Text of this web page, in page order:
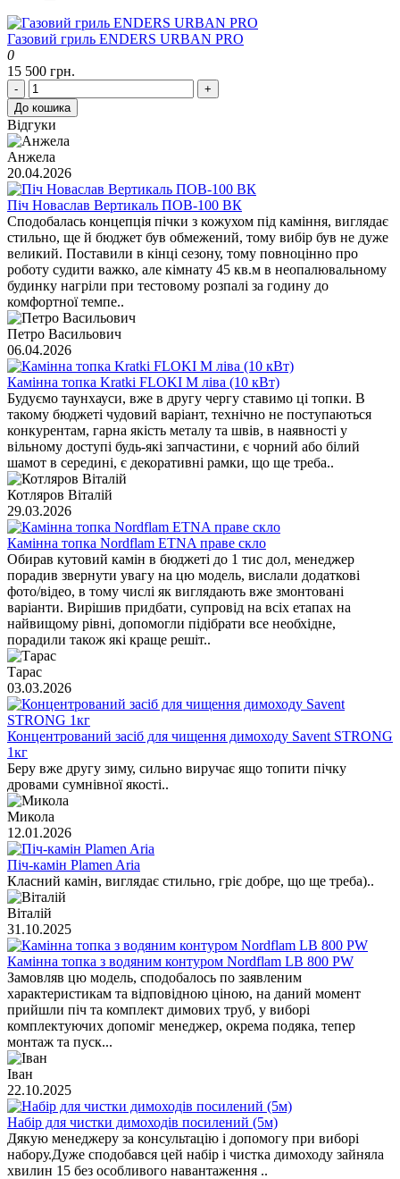
Газовий гриль ENDERS URBAN PRO
0
15 500 грн.
-
+
До кошика
Відгуки
Анжела
20.04.2026
Піч Новаслав Вертикаль ПОВ-100 ВК
Сподобалась концепція пічки з кожухом під каміння, виглядає
стильно, ще й бюджет був обмежений, тому вибір був не дуже
великий. Поставили в кінці сезону, тому повноцінно про
роботу судити важко, але кімнату 45 кв.м в неопалювальному
будинку нагріли при тестовому розпалі за годину до
комфортної темпе..
Петро Васильович
06.04.2026
Камінна топка Kratki FLOKI M ліва (10 кВт)
Будуємо таунхауси, вже в другу чергу ставимо ці топки. В
такому бюджеті чудовий варіант, технічно не поступаються
конкурентам, гарна якість металу та швів, в наявності у
вільному доступі будь-які запчастини, є чорний або білий
шамот в середині, є декоративні рамки, що ще треба..
Котляров Віталій
29.03.2026
Камінна топка Nordflam ETNA праве скло
Обирав кутовий камін в бюджеті до 1 тис дол, менеджер
порадив звернути увагу на цю модель, вислали додаткові
фото/відео, в тому числі як виглядають вже змонтовані
варіанти. Вирішив придбати, супровід на всіх етапах на
найвищому рівні, допомогли підібрати все необхідне,
порадили також які краще решіт..
Тарас
03.03.2026
Концентрований засіб для чищення димоходу Savent STRONG
1кг
Беру вже другу зиму, сильно виручає ящо топити пічку
дровами сумнівної якості..
Микола
12.01.2026
Піч-камін Plamen Aria
Класний камін, виглядає стильно, гріє добре, що ще треба)..
Віталій
31.10.2025
Камінна топка з водяним контуром Nordflam LB 800 PW
Замовляв цю модель, сподобалось по заявленим
характеристикам та відповідною ціною, на даний момент
прийшли піч та комплект димових труб, у виборі
комплектуючих допоміг менеджер, окрема подяка, тепер
монтаж та пуск...
Іван
22.10.2025
Набір для чистки димоходів посилений (5м)
Дякую менеджеру за консультацію і допомогу при виборі
набору.Дуже сподобався цей набір і чистка димоходу зайняла
хвилин 15 без особливого навантаження ..